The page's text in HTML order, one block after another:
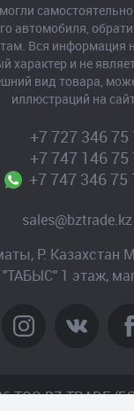
+7 727 346 75
+7 747 146 75
+7 747 346 75
sales@bztrade.kz
Р. Казахстан
"ТАБЫС" 1 этаж,
автомобиля,
Вся информация
характер и не
вид товара,
иллюстраций на
TOO BZ-TRADE